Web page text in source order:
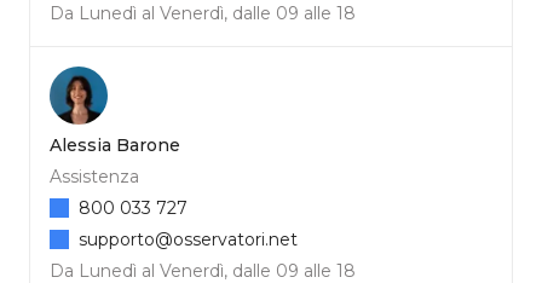
Da Lunedì al Venerdì, dalle 09 alle 18
Alessia Barone
Assistenza
Da Lunedì al Venerdì, dalle 09 alle 18
800 033 727
supporto@osservatori.net